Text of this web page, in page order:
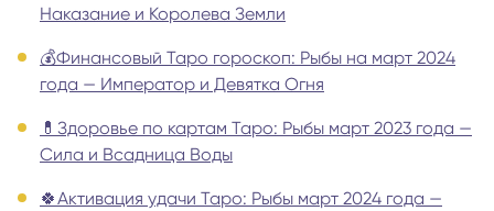
Наказание и Королева Земли
💰Финансовый Таро гороскоп: Рыбы на март 2024
года — Император и Девятка Огня
💊Здоровье по картам Таро: Рыбы март 2023 года —
Сила и Всадница Воды
🍀Активация удачи Таро: Рыбы март 2024 года —